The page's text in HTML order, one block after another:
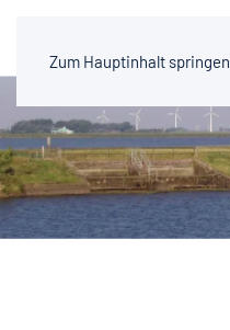
Zum Hauptinhalt springen